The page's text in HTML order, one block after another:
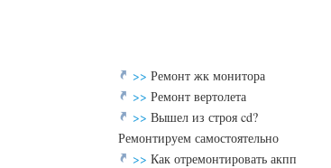
>> Ремонт жк монитора
>> Ремонт вертолета
>> Вышел из строя cd?
Ремонтируем самостоятельно
>> Как отремонтировать акпп